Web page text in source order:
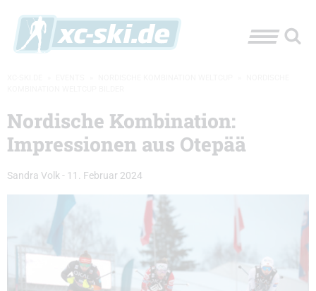
Nordische Kombination:
Impressionen aus Otepää
Sandra Volk- 11. Februar 2024